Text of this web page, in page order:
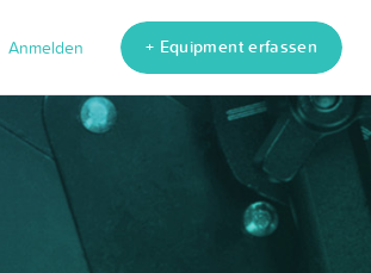
Anmelden + Equipment erfassen